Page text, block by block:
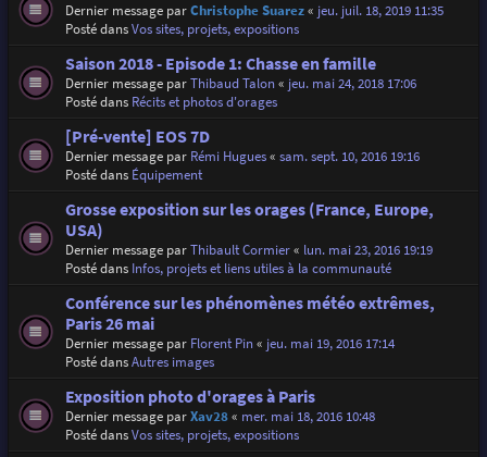
Dernier message parChristophe Suarez« jeu. juil. 18, 2019 11:35
Posté dansVos sites, projets, expositions
Saison 2018 - Episode 1: Chasse en famille
Dernier message parThibaud Talon« jeu. mai 24, 2018 17:06
Posté dans Récits et photos d'orages
[Pré-vente] EOS 7D
Dernier message par Rémi Hugues« sam. sept. 10, 2016 19:16
Posté dans Équipement
Grosse exposition sur les orages (France, Europe,
USA)
Dernier message parThibault Cormier« lun. mai 23, 2016 19:19
Posté dans Infos, projets et liens utiles à la communauté
Conférence sur les phénomènes météo extrêmes,
Paris 26 mai
Dernier message par Florent Pin« jeu. mai 19, 2016 17:14
Posté dansAutres images
Exposition photo d'orages à Paris
Dernier message parXav28« mer. mai 18, 2016 10:48
Posté dansVos sites, projets, expositions